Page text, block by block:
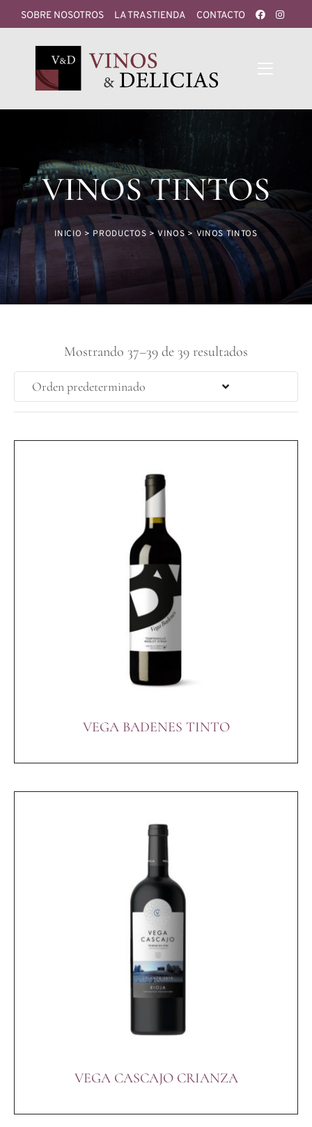
SOBRE NOSOTROS LA TRASTIENDA CONTACTO
VINOS TINTOS
INICIO > PRODUCTOS >VINOS>VINOS TINTOS
Mostrando 37–39 de 39 resultados
Orden predeterminado
VEGA BADENES TINTO
VEGA CASCAJO CRIANZA